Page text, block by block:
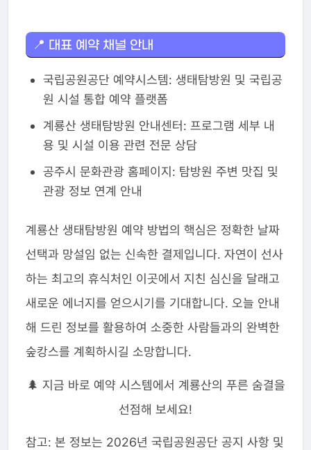
📍 대표 예약 채널 안내
국립공원공단 예약시스템: 생태탐방원 및 국립공
원 시설 통합 예약 플랫폼
계룡산 생태탐방원 안내센터: 프로그램 세부 내
용 및 시설 이용 관련 전문 상담
공주시 문화관광 홈페이지: 탐방원 주변 맛집 및
관광 정보 연계 안내
계룡산 생태탐방원 예약 방법의 핵심은 정확한 날짜
선택과 망설임 없는 신속한 결제입니다. 자연이 선사
하는 최고의 휴식처인 이곳에서 지친 심신을 달래고
새로운 에너지를 얻으시기를 기대합니다. 오늘 안내
해 드린 정보를 활용하여 소중한 사람들과의 완벽한
숲캉스를 계획하시길 소망합니다.
🌲 지금 바로 예약 시스템에서 계룡산의 푸른 숨결을
선점해 보세요!
참고: 본 정보는 2026년 국립공원공단 공지 사항 및